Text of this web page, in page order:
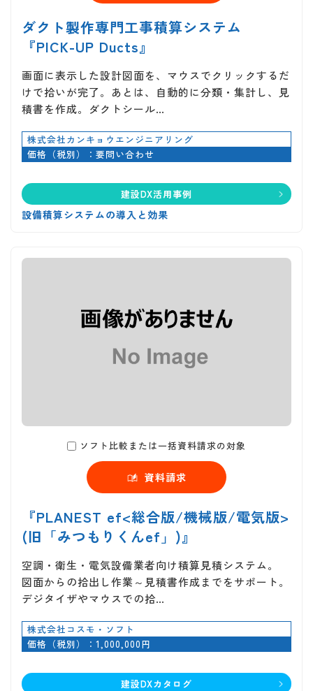
ダクト製作専門工事積算システム
『PICK-UP Ducts』
画面に表示した設計図面を、マウスでクリックするだ
けで拾いが完了。あとは、自動的に分類・集計し、見
積書を作成。ダクトシール…
株式会社カンキョウエンジニアリング
価格（税別）：要問い合わせ
建設DX活用事例
設備積算システムの導入と効果
ソフト比較または一括資料請求の対象
資料請求
『PLANEST ef<総合版/機械版/電気版>
(旧「みつもりくんef」)』
空調・衛生・電気設備業者向け積算見積システム。
図面からの拾出し作業～見積書作成までをサポート。
デジタイザやマウスでの拾…
株式会社コスモ・ソフト
価格（税別）：1,000,000円
建設DXカタログ